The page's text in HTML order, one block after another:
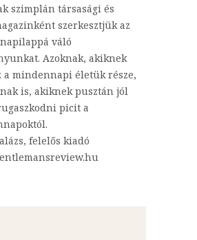
szimplán társasági és
szerkesztjük az
váló
Azoknak, akiknek
a mindennapi életük része,
is, akiknek pusztán jól
picit a
felelős kiadó